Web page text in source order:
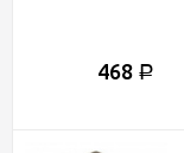
468 Р